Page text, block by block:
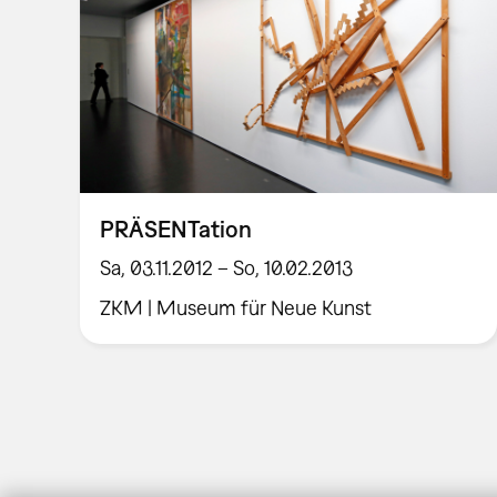
PRÄSENTation
Sa, 03.11.2012 – So, 10.02.2013
ZKM | Museum für Neue Kunst